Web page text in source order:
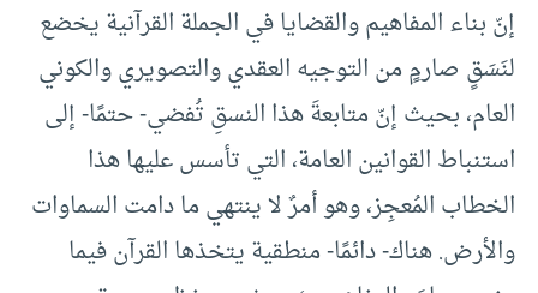
إنّ بناء المفاهيم والقضايا في الجملة القرآنية يخضع
لنَسَقٍ صارمٍ من التوجيه العقدي والتصويري والكوني
العام، بحيث إنّ متابعةَ هذا النسقِ تُفضي- حتمًا- إلى
استنباط القوانين العامة، التي تأسس عليها هذا
الخطاب المُعجِز، وهو أمرٌ لا ينتهي ما دامت السماوات
والأرض. هناك- دائمًا- منطقية يتخذها القرآن فيما